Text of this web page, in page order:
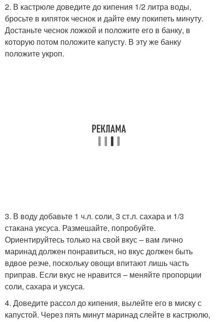
2. В кастрюле доведите до кипения 1/2 литра воды,
бросьте в кипяток чеснок и дайте ему покипеть минуту.
Достаньте чеснок ложкой и положите его в банку, в
которую потом положите капусту. В эту же банку
положите укроп.
3. В воду добавьте 1 ч.л. соли, 3 ст.л. сахара и 1/3
стакана уксуса. Размешайте, попробуйте.
Ориентируйтесь только на свой вкус – вам лично
маринад должен понравиться, но вкус должен быть
вдвое резче, поскольку овощи впитают лишь часть
приправ. Если вкус не нравится – меняйте пропорции
соли, сахара и уксуса.
4. Доведите рассол до кипения, вылейте его в миску с
капустой. Через пять минут маринад слейте в кастрюлю,